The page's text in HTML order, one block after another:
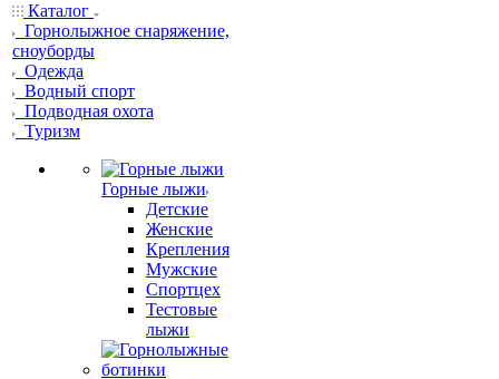
Каталог
Горнолыжное снаряжение,
сноуборды
Одежда
Водный спорт
Подводная охота
Туризм
Горные лыжи
Детские
Женские
Крепления
Мужские
Спортцех
Тестовые
лыжи